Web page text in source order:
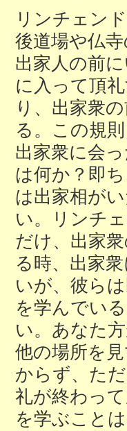
リンチェン
後道場や仏
出家人の前
に入って頂
り、出家衆
る。この規
出家衆に会
は何か？即
は出家相が
い。リンチ
だけ、出家
る時、出家
いが、彼ら
を学んでい
い。あなた
他の場所を
からず、た
礼が終わっ
を学ぶこと